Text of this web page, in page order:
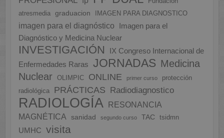
atresmedia
graduacion IMAGEN PARA DIAGNOSTICO
imagen para el diagnóstico
Imagen para el
Diagnóstico y Medicina Nuclear
INVESTIGACIÓN
IX Congreso Internacional de
Enfermedades Raras
JORNADAS Medicina
Nuclear
OLIMPIC ONLINE primer curso
protección
radiológica
PRÁCTICAS Radiodiagnostico
RADIOLOGÍA
RESONANCIA
MAGNÉTICA
sanidad segundo curso TAC tsidmn
UMHC visita